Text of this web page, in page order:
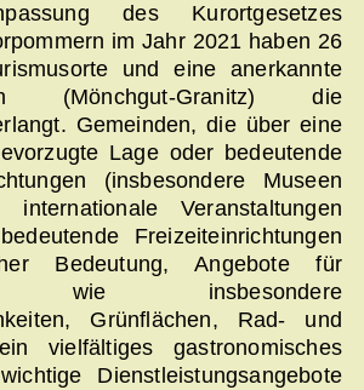
des Kurortgesetzes
im Jahr 2021 haben 26
und eine anerkannte
(Mönchgut-Granitz) die
Gemeinden, die über eine
Lage oder bedeutende
(insbesondere Museen
Veranstaltungen
Freizeiteinrichtungen
Bedeutung, Angebote für
wie insbesondere
Grünflächen, Rad- und
vielfältiges gastronomisches
Dienstleistungsangebote